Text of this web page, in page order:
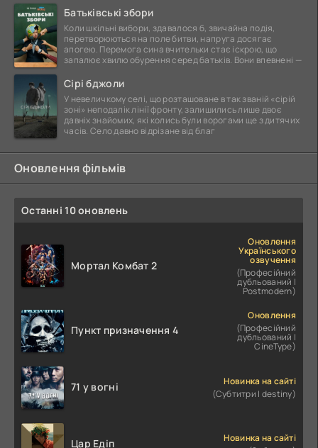
Батьківські збори
Коли шкільні вибори, здавалося б, звичайна подія,
перетворюються на поле битви, напруга досягає
апогею. Перемога сина вчительки стає іскрою, що
запалює хвилю обурення серед батьків. Вони впевнені —
Сірі бджоли
У невеличкому селі, що розташоване в так званій «сірій
зоні» неподалік лінії фронту, залишились лише двоє
давніх знайомих, які колись були ворогами ще з дитячих
часів. Село давно відрізане від благ
Оновлення фільмів
Останні 10 оновлень
Мортал Комбат 2
Оновлення
Українського
озвучення
(Професійний
дубльований |
Postmodern)
Пункт призначення 4
Оновлення
(Професійний
дубльований |
CineType)
71 у вогні
Новинка на сайті
(Субтитри | destiny)
Цар Едіп
Новинка на сайті